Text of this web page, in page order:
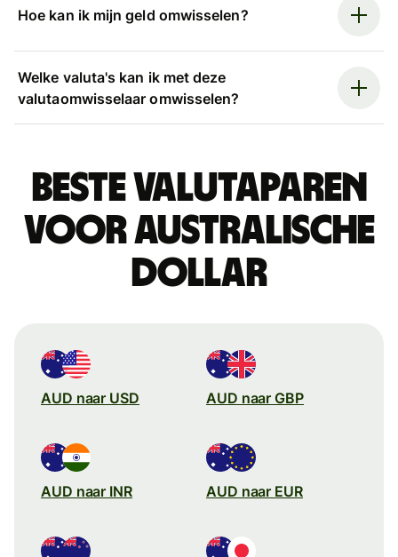
Hoe kan ik mijn geld omwisselen?
Welke valuta's kan ik met deze
valutaomwisselaar omwisselen?
Beste valutaparen
voor Australische
dollar
AUD naar USD AUD naar GBP
AUD naar INR AUD naar EUR